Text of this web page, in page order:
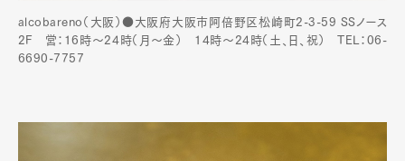
alcobareno（大阪）●大阪府大阪市阿倍野区松崎町2-3-59 SSノース
2F 営：16時～24時（月〜金） 14時〜24時（土、日、祝） TEL：06-
6690-7757